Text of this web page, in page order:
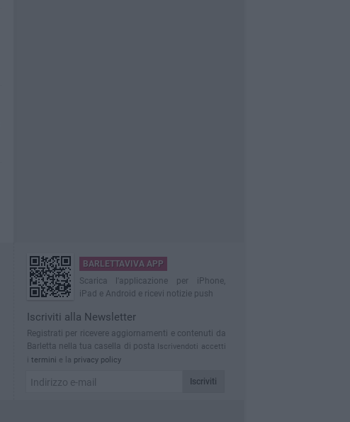
BARLETTAVIVA APP
Scarica l'applicazione per iPhone,
iPad e Android e ricevi notizie push
Iscriviti alla Newsletter
Registrati per ricevere aggiornamenti e contenuti da
Barletta nella tua casella di posta Iscrivendoti accetti
i termini e la privacy policy
Iscriviti